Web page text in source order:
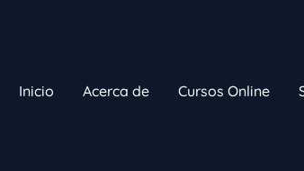
Inicio Acerca de Cursos Online